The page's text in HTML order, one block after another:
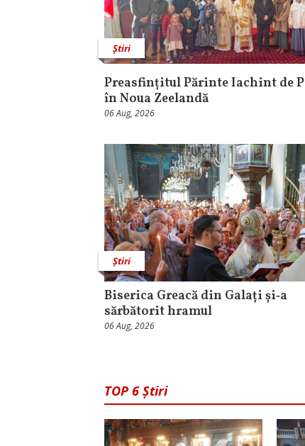
Știri
Preasfințitul Părinte Iachint de
în Noua Zeelandă
06 Aug, 2026
Știri
Biserica Greacă din Galați și‑a
sărbătorit hramul
06 Aug, 2026
TOP 6 Știri